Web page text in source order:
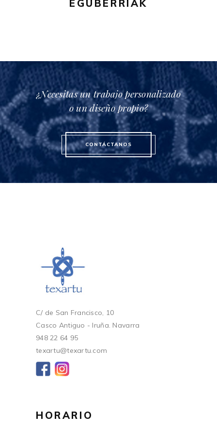
EGUBERRIAK
¿Necesitas un trabajo personalizado
o un diseño propio?
CONTÁCTANOS
C/ de San Francisco, 10
Casco Antiguo - Iruña. Navarra
948 22 64 95
texartu@texartu.com
HORARIO